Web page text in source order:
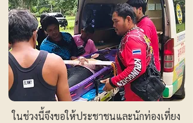
ในช่วงนี้จึงขอให้ประชาชนและนักท่องเที่ยง